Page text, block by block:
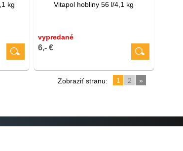
kg Vitapol hobliny 56 l/4,1 kg
vypredané
6,- €
Zobraziť stranu: 1 2 »